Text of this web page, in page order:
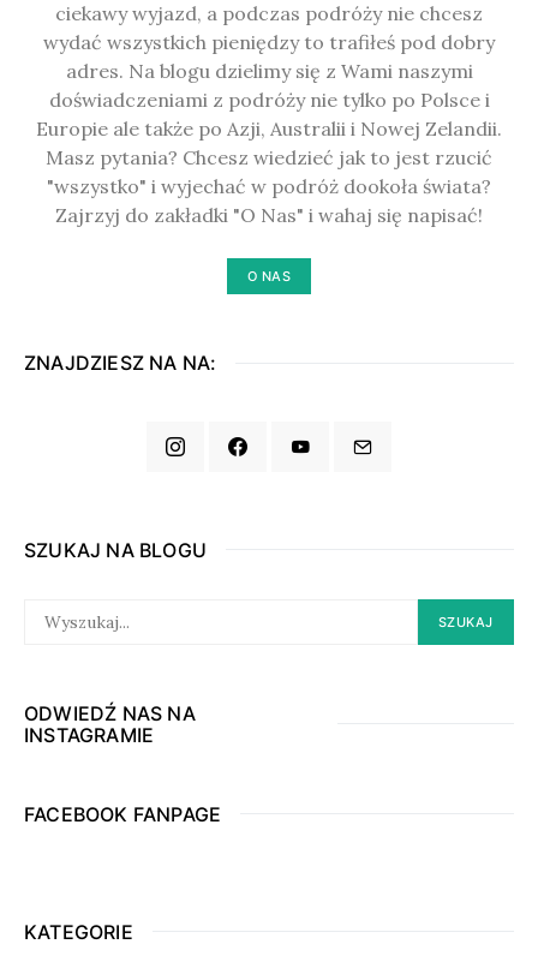
ciekawy wyjazd, a podczas podróży nie chcesz
wydać wszystkich pieniędzy to trafiłeś pod dobry
adres. Na blogu dzielimy się z Wami naszymi
doświadczeniami z podróży nie tylko po Polsce i
Europie ale także po Azji, Australii i Nowej Zelandii.
Masz pytania? Chcesz wiedzieć jak to jest rzucić
"wszystko" i wyjechać w podróż dookoła świata?
Zajrzyj do zakładki "O Nas" i wahaj się napisać!
O NAS
ZNAJDZIESZ NA NA:
SZUKAJ NA BLOGU
FOR:
SZUKAJ
ODWIEDŹ NAS NA
INSTAGRAMIE
FACEBOOK FANPAGE
KATEGORIE